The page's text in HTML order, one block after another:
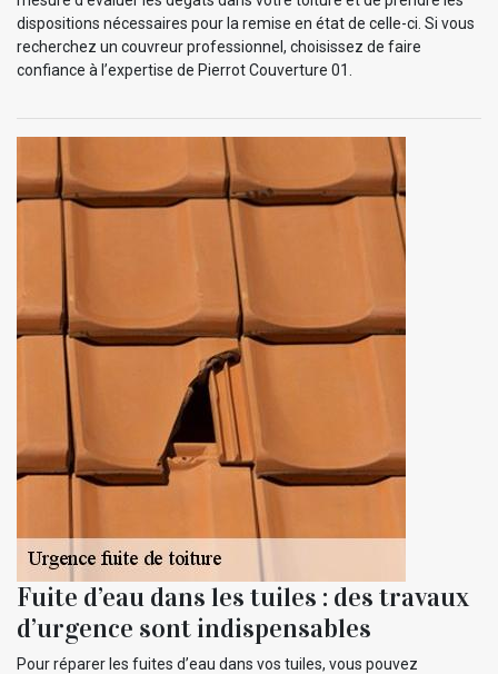
dispositions nécessaires pour la remise en état de celle-ci. Si vous
recherchez un couvreur professionnel, choisissez de faire
confiance à l’expertise de Pierrot Couverture 01.
Fuite d’eau dans les tuiles : des travaux
d’urgence sont indispensables
Pour réparer les fuites d’eau dans vos tuiles, vous pouvez